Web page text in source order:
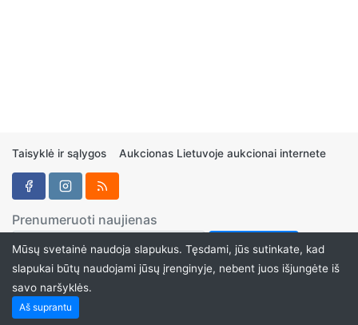
Taisyklė ir sąlygos Aukcionas Lietuvoje aukcionai internete
Prenumeruoti naujienas
Mūsų svetainė naudoja slapukus. Tęsdami, jūs sutinkate, kad
slapukai būtų naudojami jūsų įrenginyje, nebent juos išjungėte iš
savo naršyklės.
Aš suprantu